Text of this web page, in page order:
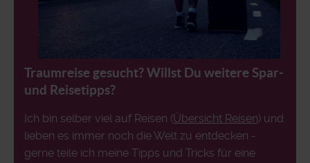
Traumreise gesucht? Willst Du weitere Spar-
und Reisetipps?
Ich bin selber viel auf Reisen (Übersicht Reisen) und
lieben es immer noch die Welt zu entdecken -
gerne teile ich meine Tipps und Tricks für eine